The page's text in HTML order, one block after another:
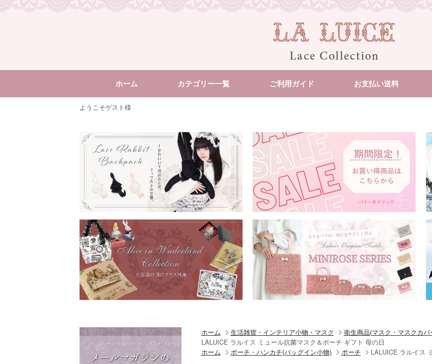
ホーム カテゴリー一覧 ご利用ガイド お支払い送料
ようこそゲスト様
ホーム 生活雑貨・インテリア小物・マスク
衛生商品(マスク・マスクカバ
LALUICE ラルイス ミュール抗菌マスク＆ポーチ ギフト 母の日
ホーム
ポーチ・ハンカチ(バッグイン小物) ポーチ LALUICE ラルイス